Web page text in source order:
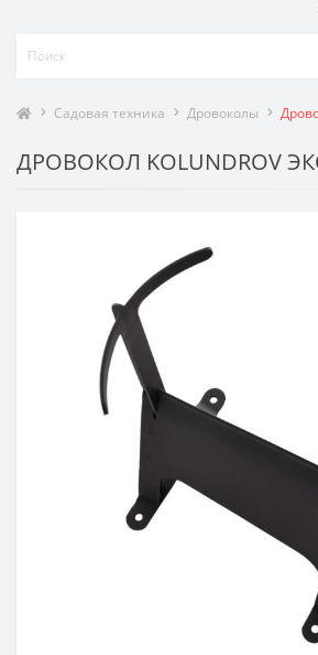
Садовая техника Дровоколы
ДРОВОКОЛ KOLUNDROV